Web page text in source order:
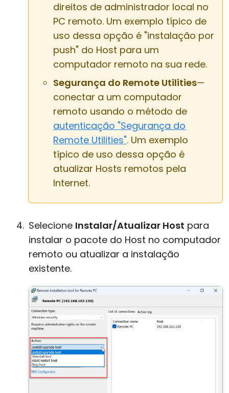
direitos de administrador local no
PC remoto. Um exemplo típico de
uso dessa opção é "instalação por
push" do Host para um
computador remoto na sua rede.
Segurança do Remote Utilities—
conectar a um computador
remoto usando o método de
autenticação "Segurança do
Remote Utilities". Um exemplo
típico de uso dessa opção é
atualizar Hosts remotos pela
Internet.
Selecione Instalar/Atualizar Host para
instalar o pacote do Host no computador
remoto ou atualizar a instalação
existente.